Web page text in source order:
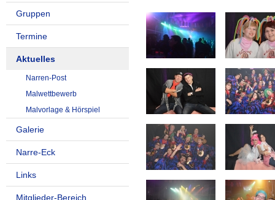
Gruppen
Termine
Aktuelles
Narren-Post
Malwettbewerb
Malvorlage & Hörspiel
Galerie
Narre-Eck
Links
Mitglieder-Bereich